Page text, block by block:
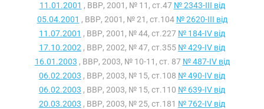
11.01.2001 , ВВР, 2001, № 11, ст.47 № 2343-III від
05.04.2001 , ВВР, 2001, № 21, ст.104 № 2620-III від
11.07.2001 , ВВР, 2001, № 44, ст.227 № 184-IV від
17.10.2002 , ВВР, 2002, № 47, ст.355 № 429-IV від
16.01.2003 , ВВР, 2003, № 10-11, ст. 87 № 487-IV від
06.02.2003 , ВВР, 2003, № 15, ст.108 № 490-IV від
06.02.2003 , ВВР, 2003, № 15, ст.110 № 639-IV від
20.03.2003 , ВВР, 2003, № 25, ст.181 № 762-IV від